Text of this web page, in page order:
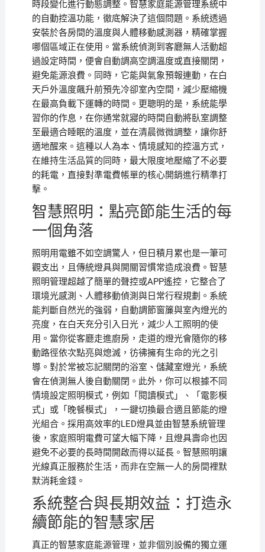
時段變化進行動態調整。智慧家庭能源管理系統中
的自動控溫功能，徹底解決了這個問題。系統透過
安裝於各房間的溫度與人體移動感測器，精確掌握
哪個區域正在使用。當系統偵測到客廳無人活動超
過設定時間，便會自動調高空調溫度或直接關閉，
避免能源浪費。同時，它能與氣象預報連動，在白
天戶外溫度飆升前預先冷卻室內空間，減少壓縮機
在最高負載下運轉的時間。更聰明的是，系統能學
習你的作息，在你通常就寢的時間自動將臥室調整
至最適合睡眠的溫度，並在清晨微微調整，讓你舒
適地醒來。這種以人為本、情境感知的控溫方式，
在維持生活品質的同時，最大限度地壓縮了不必要
的耗電，直接對準電費帳單的核心開銷進行精準打
擊。
智慧照明：點亮節能生活的每
一個角落
照明用電雖不如空調驚人，但日積月累也是一筆可
觀支出，且傳統燈具與開關習慣常造成浪費。智慧
照明管理超越了簡單的聲控或APP遙控，它整合了
環境光感測、人體移動偵測與日常行程規劃。系統
能判斷自然光的強弱，自動調節窗簾與室內燈光的
亮度，在白天充分引入日光，減少人工照明的使
用。當你從客廳走進廚房，走道的燈光會隨你的移
動路徑依次點亮與熄滅，彷彿擁有生命的光之引
導。對於常被忘記關閉的浴室、儲藏室燈光，系統
會在偵測無人後自動關閉。此外，你可以根據不同
情境設定照明模式，例如「閱讀模式」、「電影模
式」或「晚餐模式」，一鍵切換最合適且節能的燈
光組合。採用高效率的LED燈具並由智慧系統管理
後，家庭照明電費可望大幅下降，且燈具壽命也因
避免不必要的長時間開啟而得以延長。智慧照明讓
光線真正服務於生活，而非在空無一人的房間裡默
默消耗金錢。
系統整合與長期效益：打造永
續節能的智慧家居
真正的智慧家庭能源管理，並非個別設備的獨立運